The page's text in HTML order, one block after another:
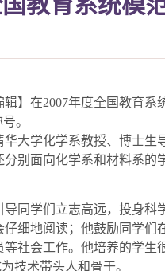
辑】在2007年度全国教育系
。
大学化学系教授、博士
别面向化学系和材料系的
同学们立志高远，投身
细地阅读；他鼓励同学
社会工作。他培养的学
技术带头人和骨干。